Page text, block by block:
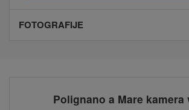
FOTOGRAFIJE
Polignano a Mare kamera